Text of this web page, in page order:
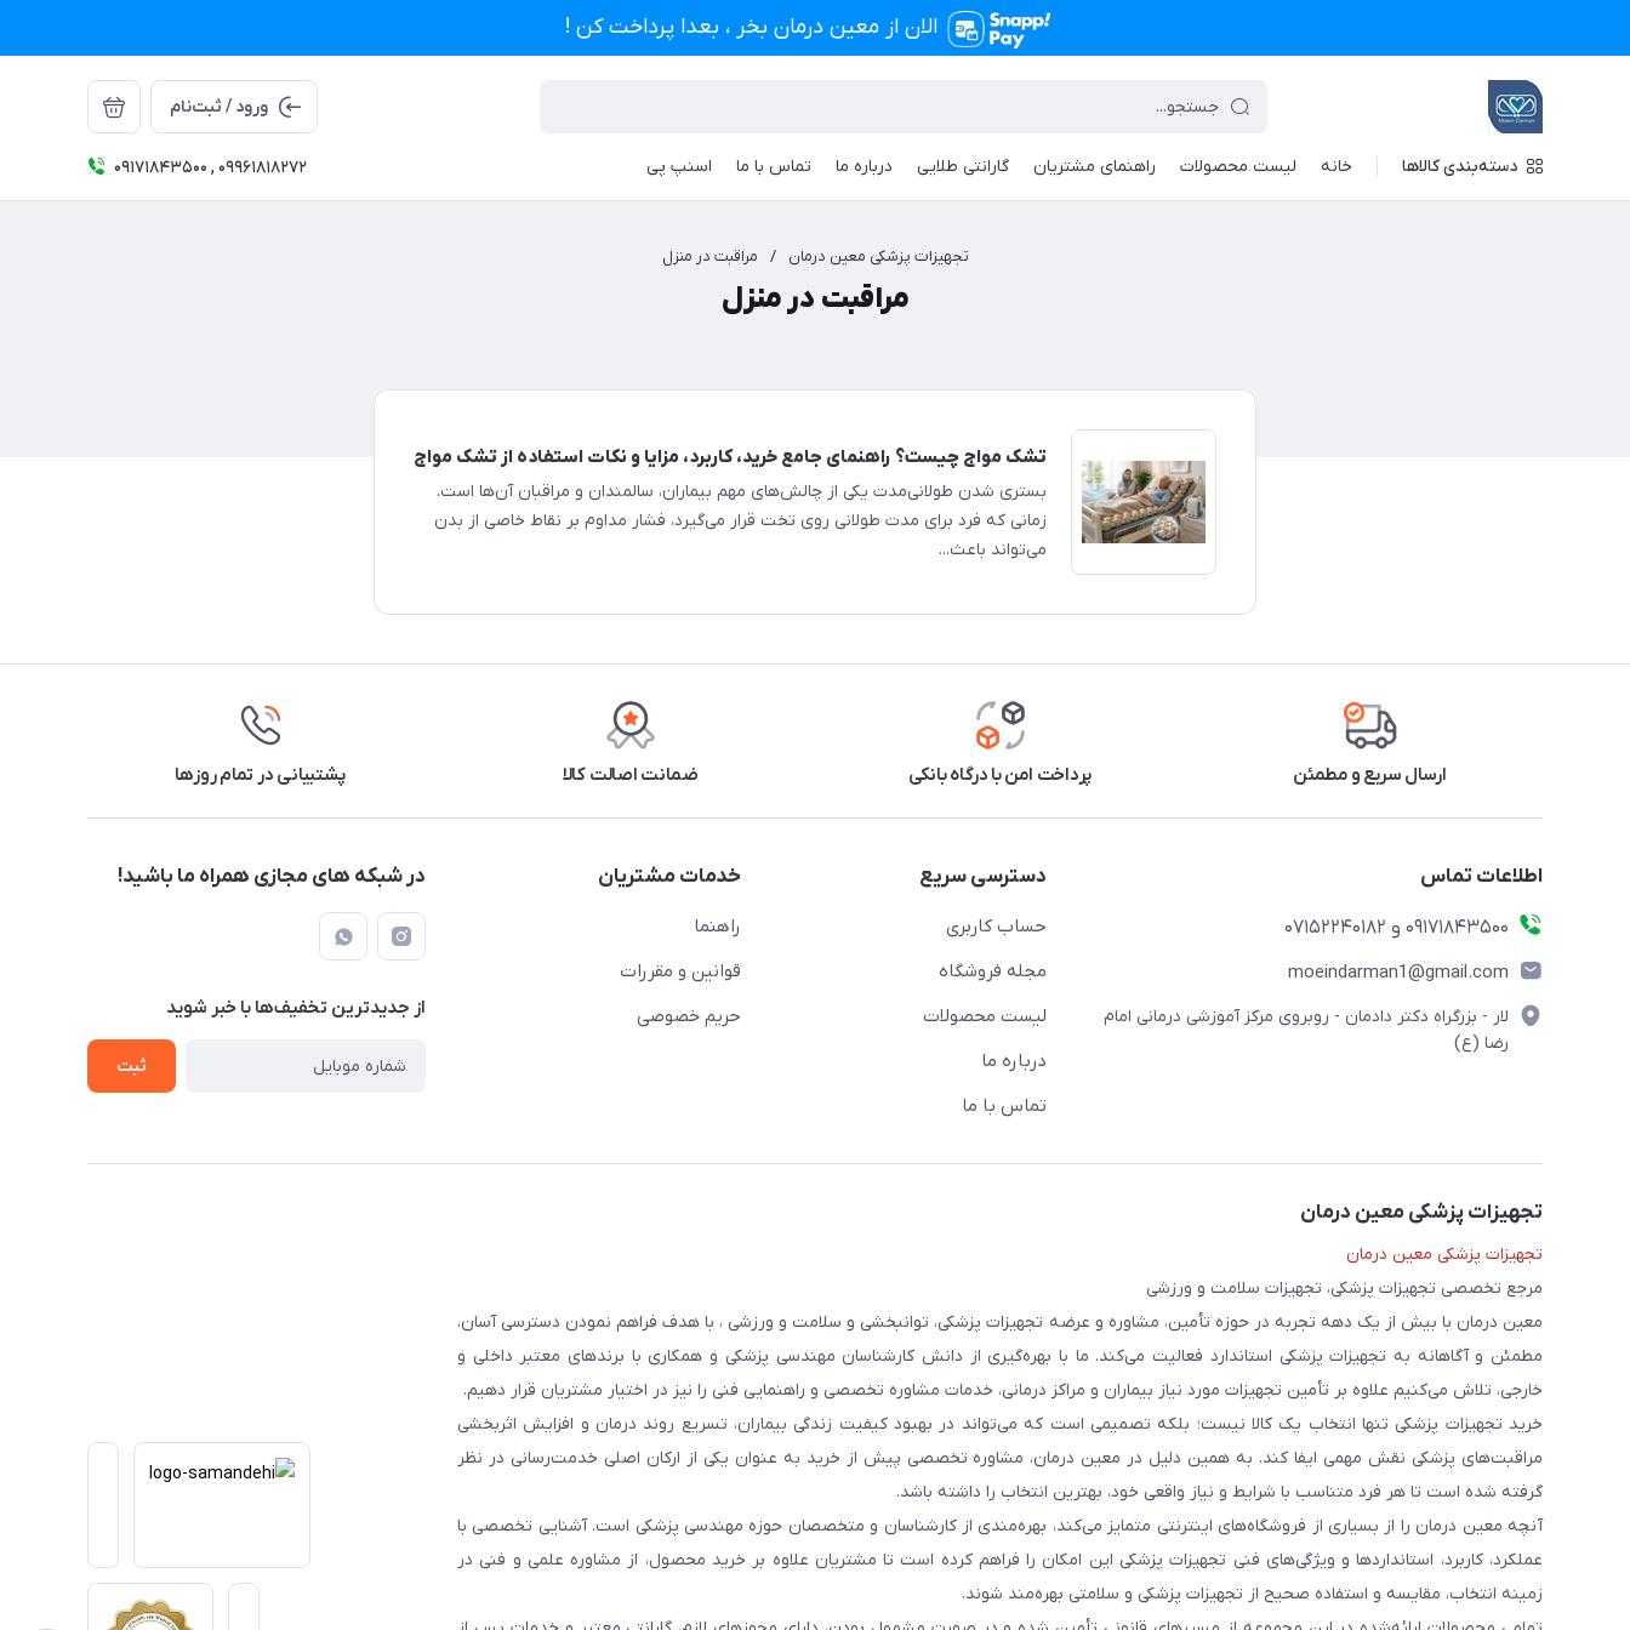
الان از معین درمان بخر ، بعدا پرداخت کن !
ورود / ثبت‌نام
دسته‌بندی کالاها خانه لیست محصولات راهنمای مشتریان گارانتی طلایی درباره ما تماس با ما اسنپ پی 09171843500 , 09961818272
تجهیزات پزشکی معین درمان / مراقبت در منزل
مراقبت در منزل
تشک مواج چیست؟ راهنمای جامع خرید، کاربرد، مزایا و نکات استفاده از تشک مواج
بستری شدن طولانی‌مدت یکی از چالش‌های مهم بیماران، سالمندان و مراقبان آن‌ها است.
زمانی که فرد برای مدت طولانی روی تخت قرار می‌گیرد، فشار مداوم بر نقاط خاصی از بدن
می‌تواند باعث...
ارسال سریع و مطمئن پرداخت امن با درگاه بانکی ضمانت اصالت کالا پشتیبانی در تمام روزها
اطلاعات تماس
09171843500 و 07152240182
moeindarman1@gmail.com
لار - بزرگراه دکتر دادمان - روبروی مرکز آموزشی درمانی امام
رضا (ع)
دسترسی سریع
حساب کاربری
مجله فروشگاه
لیست محصولات
درباره ما
تماس با ما
خدمات مشتریان
راهنما
قوانین و مقررات
حریم خصوصی
در شبکه های مجازی همراه ما باشید!
از جدید‌ترین تخفیف‌ها با‌ خبر شوید
ثبت
تجهیزات پزشکی معین درمان
تجهیزات پزشکی معین درمان
مرجع تخصصی تجهیزات پزشکی، تجهیزات سلامت و ورزشی
معین درمان با بیش از یک دهه تجربه در حوزه تأمین، مشاوره و عرضه تجهیزات پزشکی، توانبخشی و سلامت و ورزشی ، با هدف فراهم نمودن دسترسی آسان،
مطمئن و آگاهانه به تجهیزات پزشکی استاندارد فعالیت می‌کند. ما با بهره‌گیری از دانش کارشناسان مهندسی پزشکی و همکاری با برندهای معتبر داخلی و
خارجی، تلاش می‌کنیم علاوه بر تأمین تجهیزات مورد نیاز بیماران و مراکز درمانی، خدمات مشاوره تخصصی و راهنمایی فنی را نیز در اختیار مشتریان قرار دهیم.
خرید تجهیزات پزشکی تنها انتخاب یک کالا نیست؛ بلکه تصمیمی است که می‌تواند در بهبود کیفیت زندگی بیماران، تسریع روند درمان و افزایش اثربخشی
مراقبت‌های پزشکی نقش مهمی ایفا کند. به همین دلیل در معین درمان، مشاوره تخصصی پیش از خرید به عنوان یکی از ارکان اصلی خدمت‌رسانی در نظر
گرفته شده است تا هر فرد متناسب با شرایط و نیاز واقعی خود، بهترین انتخاب را داشته باشد.
آنچه معین درمان را از بسیاری از فروشگاه‌های اینترنتی متمایز می‌کند، بهره‌مندی از کارشناسان و متخصصان حوزه مهندسی پزشکی است. آشنایی تخصصی با
عملکرد، کاربرد، استانداردها و ویژگی‌های فنی تجهیزات پزشکی این امکان را فراهم کرده است تا مشتریان علاوه بر خرید محصول، از مشاوره علمی و فنی در
زمینه انتخاب، مقایسه و استفاده صحیح از تجهیزات پزشکی و سلامتی بهره‌مند شوند.